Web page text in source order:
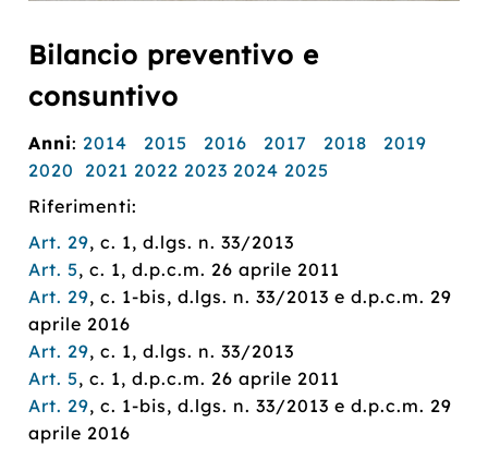
Bilancio preventivo e
consuntivo
Anni: 2014 2015 2016 2017 2018
2019
2020
2021 2022 2023 2024 2025
Riferimenti:
Art. 29, c. 1, d.lgs. n. 33/2013
Art. 5, c. 1, d.p.c.m. 26 aprile 2011
Art. 29, c. 1-bis, d.lgs. n. 33/2013 e d.p.c.m. 29
aprile 2016
Art. 29, c. 1, d.lgs. n. 33/2013
Art. 5, c. 1, d.p.c.m. 26 aprile 2011
Art. 29, c. 1-bis, d.lgs. n. 33/2013 e d.p.c.m. 29
aprile 2016